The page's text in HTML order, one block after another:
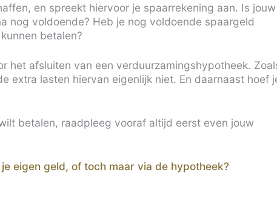
en spreekt hiervoor je spaarrekening aan. Is jouw
nog voldoende? Heb je nog voldoende spaargeld
betalen?
het afsluiten van een verduurzamingshypotheek.
extra lasten hiervan eigenlijk niet. En daarnaast hoef
betalen, raadpleeg vooraf altijd eerst even jouw
eigen geld, of toch maar via de hypotheek?